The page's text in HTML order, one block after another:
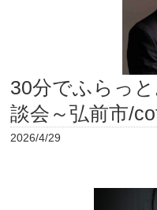
30分でふらっ
談会～弘前市/
2026/4/29